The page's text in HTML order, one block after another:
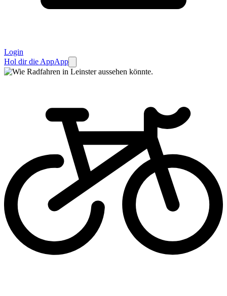
Login
Hol dir die AppApp